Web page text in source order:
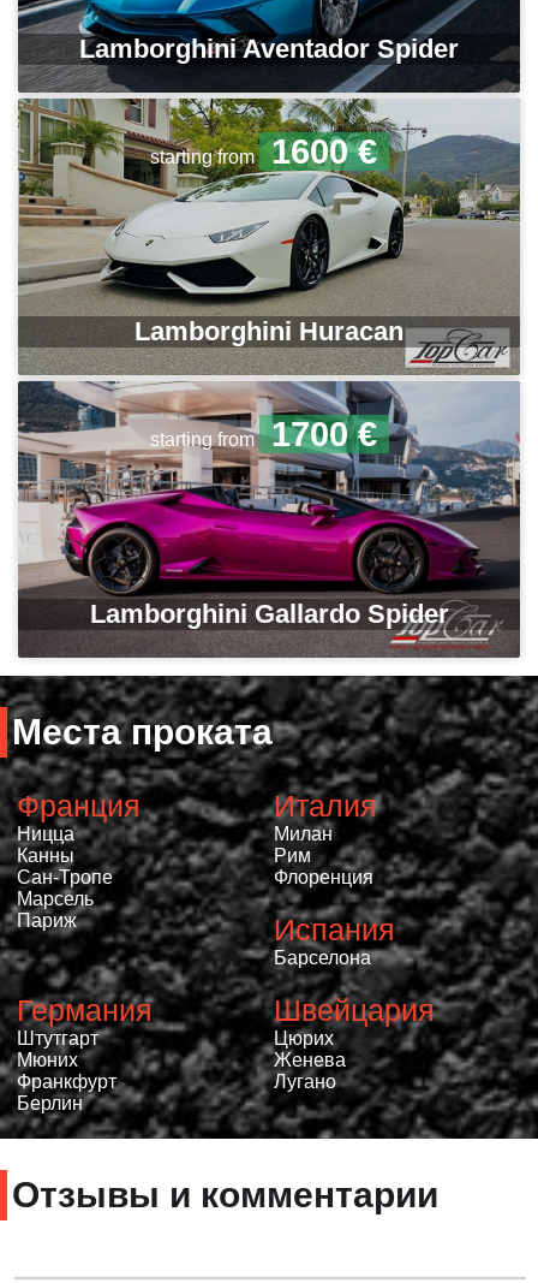
Lamborghini Aventador Spider
starting from 1600 €
Lamborghini Huracan
starting from 1700 €
Lamborghini Gallardo Spider
Места проката
Франция
Ницца
Канны
Сан-Тропе
Марсель
Париж
Италия
Милан
Рим
Флоренция
Испания
Барселона
Германия
Штутгарт
Мюних
Франкфурт
Берлин
Швейцария
Цюрих
Женева
Лугано
Отзывы и комментарии